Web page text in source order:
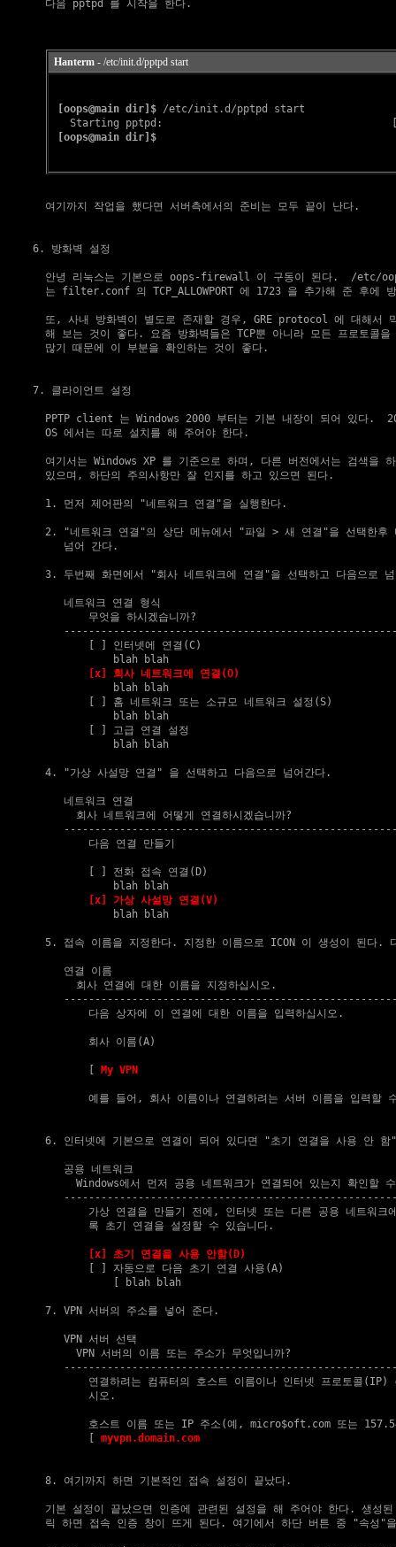
    다음 pptpd 를 시작을 한다.
Hanterm- /etc/init.d/pptpd start
[oops@main dir]$ /etc/init.d/pptpd start
Starting pptpd:
[oops@main dir]$
    여기까지 작업을 했다면 서버측에서의 준비는 모두 끝이 난다.
6. 방화벽 설정
안녕 리눅스는 기본으로 oops-firewall 이 구동이 된다.  /etc/
는 filter.conf 의 TCP_ALLOWPORT 에 1723 을 추가해 준 후에 방
또, 사내 방화벽이 별도로 존재할 경우, GRE protocol 에 대해서
해 보는 것이 좋다. 요즘 방화벽들은 TCP뿐 아니라 모든 프로토콜을
    많기 때문에 이 부분을 확인하는 것이 좋다.
7. 클라이언트 설정
PPTP client 는 Windows 2000 부터는 기본 내장이 되어 있다.
    OS 에서는 따로 설치를 해 주어야 한다.
여기서는 Windows XP 를 기준으로 하며, 다른 버전에서는 검색을
    있으며, 하단의 주의사항만 잘 인지를 하고 있으면 된다.
    1. 먼저 제어판의 "네트워크 연결"을 실행한다.
2. "네트워크 연결"의 상단 메뉴에서 "파일 > 새 연결"을 선택한후
       넘어 간다.
3. 두번째 화면에서 "회사 네트워크에 연결"을 선택하고 다음으로
       네트워크 연결 형식
           무엇을 하시겠습니까?
           [ ] 인터넷에 연결(C)
               blah blah
[x] 회사 네트워크에 연결(O)
               blah blah
           [ ] 홈 네트워크 또는 소규모 네트워크 설정(S)
               blah blah
           [ ] 고급 연결 설정
               blah blah
    4. "가상 사설망 연결" 을 선택하고 다음으로 넘어간다.
       네트워크 연결
         회사 네트워크에 어떻게 연결하시겠습니까?
           다음 연결 만들기
           [ ] 전화 접속 연결(D)
               blah blah
[x] 가상 사설망 연결(V)
               blah blah
5. 접속 이름을 지정한다. 지정한 이름으로 ICON 이 생성이 된다.
       연결 이름
         회사 연결에 대한 이름을 지정하십시오.
           다음 상자에 이 연결에 대한 이름을 입력하십시오.
           회사 이름(A)
My VPN
예를 들어, 회사 이름이나 연결하려는 서버 이름을 입력할
6. 인터넷에 기본으로 연결이 되어 있다면 "초기 연결을 사용 안 함
       공용 네트워크
Windows에서 먼저 공용 네트워크가 연결되어 있는지 확인할
가상 연결을 만들기 전에, 인터넷 또는 다른 공용 네트워크
           록 초기 연결을 설정할 수 있습니다.
[x] 초기 연결을 사용 안함(D)
           [ ] 자동으로 다음 초기 연결 사용(A)
[ blah blah
    7. VPN 서버의 주소를 넣어 준다.
       VPN 서버 선택
         VPN 서버의 이름 또는 주소가 무엇입니까?
연결하려는 컴퓨터의 호스트 이름이나 인터넷 프로토콜(IP)
           시오.
호스트 이름 또는 IP 주소(예, micro$oft.com 또는
myvpn.domain.com
    8. 여기까지 하면 기본적인 접속 설정이 끝났다.
기본 설정이 끝났으면 인증에 관련된 설정을 해 주어야 한다. 생성
릭 하면 접속 인증 창이 뜨게 된다. 여기에서 하단 버튼 중 "속성"